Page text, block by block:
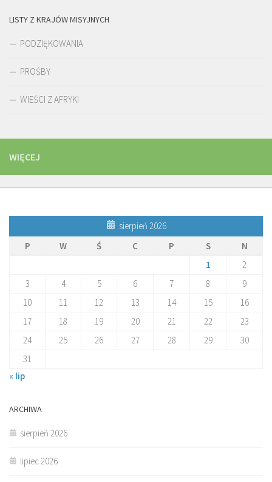
LISTY Z KRAJÓW MISYJNYCH
PODZIĘKOWANIA
PROŚBY
WIEŚCI Z AFRYKI
WIĘCEJ
sierpień 2026
P
W Ś C P S
N
1
2
3
4 5 6 7 8
9
10
11 12 13 14 15
16
17
18 19 20 21 22
23
24
25 26 27 28 29
30
31
« lip
ARCHIWA
sierpień 2026
lipiec 2026